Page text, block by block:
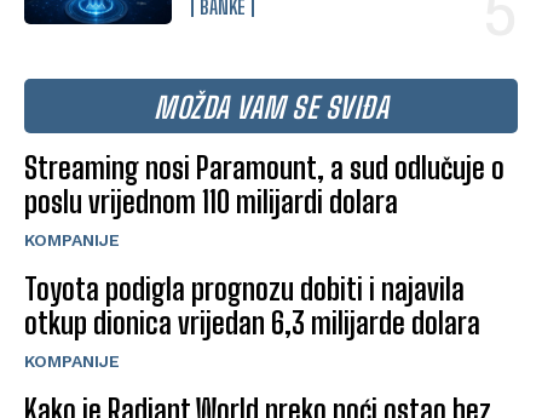
BANKE
MOŽDA VAM SE SVIĐA
Streaming nosi Paramount, a sud odlučuje o
poslu vrijednom 110 milijardi dolara
KOMPANIJE
Toyota podigla prognozu dobiti i najavila
otkup dionica vrijedan 6,3 milijarde dolara
KOMPANIJE
Kako je Radiant World preko noći ostao bez